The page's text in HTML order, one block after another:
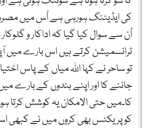
کی ایڈیٹنگ ہورہی ہے اُس میں
اُن سے سوال کیا گیا کہ اداکار و
ٹرانسمیشن کرتے ہیں اس بارے میں
تو ساحر نے کہا اللہ میاں کے پاس
جاننے کا اور اپنے بندوں کے بارے
کا۔میں حتی الامکان یہ کوشش کرتا
کو پریکٹس بھی کروں میں نے کبھی